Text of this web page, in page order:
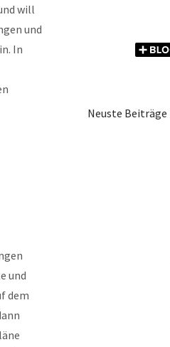
will
und
In
und
dem
Neuste Beiträge